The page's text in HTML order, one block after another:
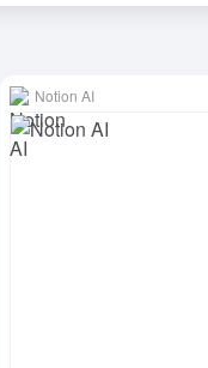
Notion AI